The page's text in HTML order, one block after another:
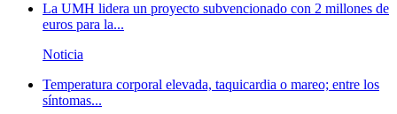
La UMH lidera un proyecto subvencionado con 2 millones de
euros para la...
Noticia
Temperatura corporal elevada, taquicardia o mareo; entre los
síntomas...